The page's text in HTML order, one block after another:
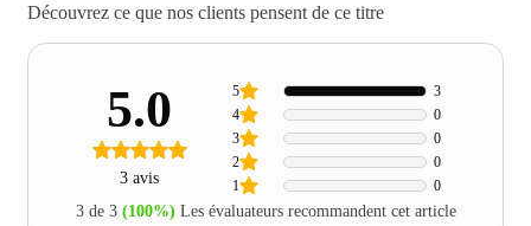
Découvrez ce que nos clients pensent de ce titre
5.0
3 avis 1 0
2 0
3 0
4 0
5 3
3 de 3 (100%) Les évaluateurs recommandent cet article